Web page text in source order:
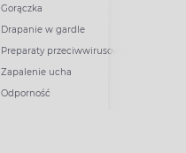
Gorączka
Drapanie w gardle
Preparaty przeciwwirusowe
Zapalenie ucha
Odporność